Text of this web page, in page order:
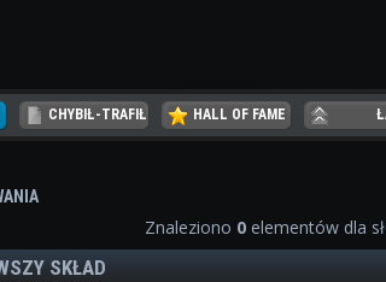
CHYBIŁ-TRAFIŁ HALL OF FAME
Znaleziono 0 elementów dla
SKŁAD